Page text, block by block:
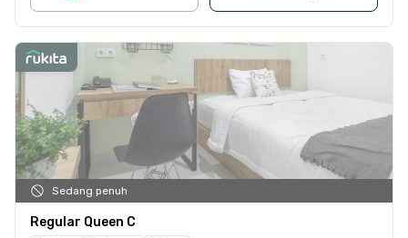
Sedang penuh
Regular Queen C